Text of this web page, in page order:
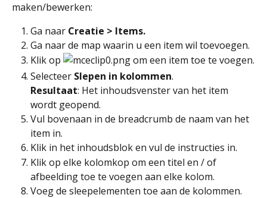
maken/bewerken:
Ga naar Creatie > Items.
Ga naar de map waarin u een item wil toevoegen.
Klik op
om een item toe te voegen.
Selecteer Slepen in kolommen.
Resultaat: Het inhoudsvenster van het item
wordt geopend.
Vul bovenaan in de breadcrumb de naam van het
item in.
Klik in het inhoudsblok en vul de instructies in.
Klik op elke kolomkop om een titel en / of
afbeelding toe te voegen aan elke kolom.
Voeg de sleepelementen toe aan de kolommen.